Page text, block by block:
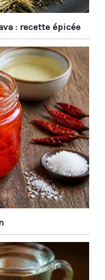
etc.
: recette épicée